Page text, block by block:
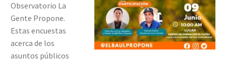
Observatorio La
Gente Propone.
Estas encuestas
acerca de los
asuntos públicos